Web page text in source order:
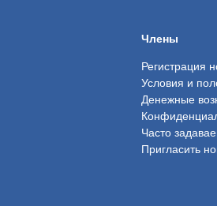
Члены
Регистрация
Условия и
Денежные
Часто
Пригласить